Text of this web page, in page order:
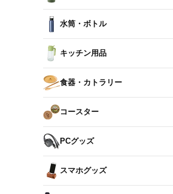
水筒・ボトル
キッチン用品
食器・カトラリー
コースター
PCグッズ
スマホグッズ